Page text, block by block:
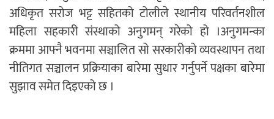
अधिकृत सरोज भट्ट सहितको टोलीले स्थानीय परिवर्तनशील
महिला सहकारी संस्थाको अनुगमन् गरेको हो ।अनुगमन्का
क्रममा आफ्नै भवनमा सञ्चालित सो सरकारीको व्यवस्थापन तथा
नीतिगत सञ्चालन प्रक्रियाका बारेमा सुधार गर्नुपर्ने पक्षका बारेमा
सुझाव समेत दिइएको छ ।